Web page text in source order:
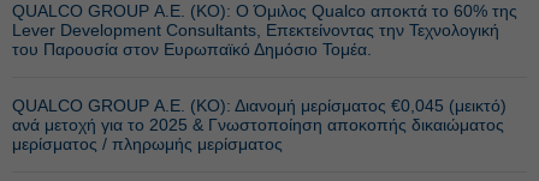
QUALCO GROUP Α.Ε. (ΚΟ): Ο Όμιλος Qualco αποκτά το 60% της
Lever Development Consultants, Επεκτείνοντας την Τεχνολογική
του Παρουσία στον Ευρωπαϊκό Δημόσιο Τομέα.
QUALCO GROUP Α.Ε. (ΚΟ): Διανομή μερίσματος €0,045 (μεικτό)
ανά μετοχή για το 2025 & Γνωστοποίηση αποκοπής δικαιώματος
μερίσματος / πληρωμής μερίσματος